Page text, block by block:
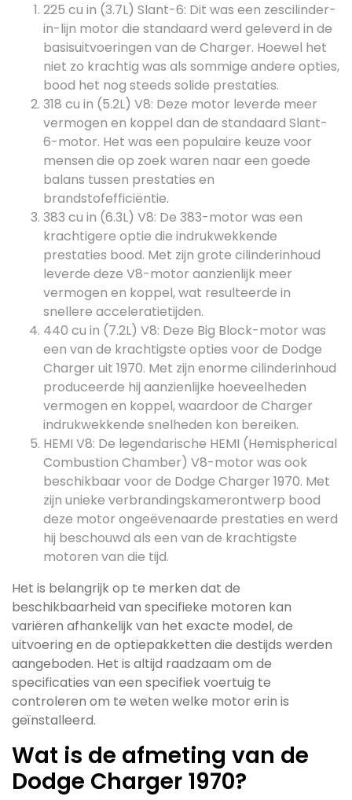
225 cu in (3.7L) Slant-6: Dit was een zescilinder-
in-lijn motor die standaard werd geleverd in de
basisuitvoeringen van de Charger. Hoewel het
niet zo krachtig was als sommige andere opties,
bood het nog steeds solide prestaties.
318 cu in (5.2L) V8: Deze motor leverde meer
vermogen en koppel dan de standaard Slant-
6-motor. Het was een populaire keuze voor
mensen die op zoek waren naar een goede
balans tussen prestaties en
brandstofefficiëntie.
383 cu in (6.3L) V8: De 383-motor was een
krachtigere optie die indrukwekkende
prestaties bood. Met zijn grote cilinderinhoud
leverde deze V8-motor aanzienlijk meer
vermogen en koppel, wat resulteerde in
snellere acceleratietijden.
440 cu in (7.2L) V8: Deze Big Block-motor was
een van de krachtigste opties voor de Dodge
Charger uit 1970. Met zijn enorme cilinderinhoud
produceerde hij aanzienlijke hoeveelheden
vermogen en koppel, waardoor de Charger
indrukwekkende snelheden kon bereiken.
HEMI V8: De legendarische HEMI (Hemispherical
Combustion Chamber) V8-motor was ook
beschikbaar voor de Dodge Charger 1970. Met
zijn unieke verbrandingskamerontwerp bood
deze motor ongeëvenaarde prestaties en werd
hij beschouwd als een van de krachtigste
motoren van die tijd.
Het is belangrijk op te merken dat de
beschikbaarheid van specifieke motoren kan
variëren afhankelijk van het exacte model, de
uitvoering en de optiepakketten die destijds werden
aangeboden. Het is altijd raadzaam om de
specificaties van een specifiek voertuig te
controleren om te weten welke motor erin is
geïnstalleerd.
Wat is de afmeting van de
Dodge Charger 1970?